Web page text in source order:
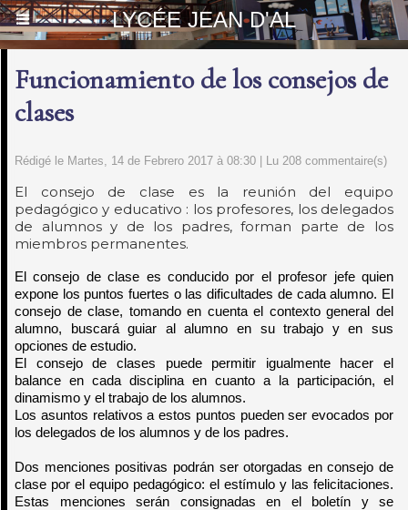
LYCÉE JEAN D'AL
Funcionamiento de los consejos de
clases
Rédigé le Martes, 14 de Febrero 2017 à 08:30 | Lu 208 commentaire(s)
El consejo de clase es la reunión del equipo
pedagógico y educativo : los profesores, los delegados
de alumnos y de los padres, forman parte de los
miembros permanentes.
El consejo de clase es conducido por el profesor jefe quien
expone los puntos fuertes o las dificultades de cada alumno. El
consejo de clase, tomando en cuenta el contexto general del
alumno, buscará guiar al alumno en su trabajo y en sus
opciones de estudio.
El consejo de clases puede permitir igualmente hacer el
balance en cada disciplina en cuanto a la participación, el
dinamismo y el trabajo de los alumnos.
Los asuntos relativos a estos puntos pueden ser evocados por
los delegados de los alumnos y de los padres.
Dos menciones positivas podrán ser otorgadas en consejo de
clase por el equipo pedagógico: el estímulo y las felicitaciones.
Estas menciones serán consignadas en el boletín y se